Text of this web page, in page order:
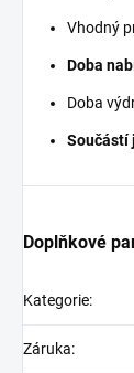
Vhodný
Doba
Doba
Součástí
Doplňkové
Kategorie:
Záruka: